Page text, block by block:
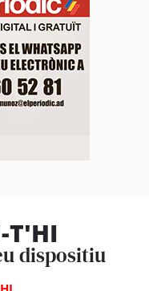
T'HI
dispositiu